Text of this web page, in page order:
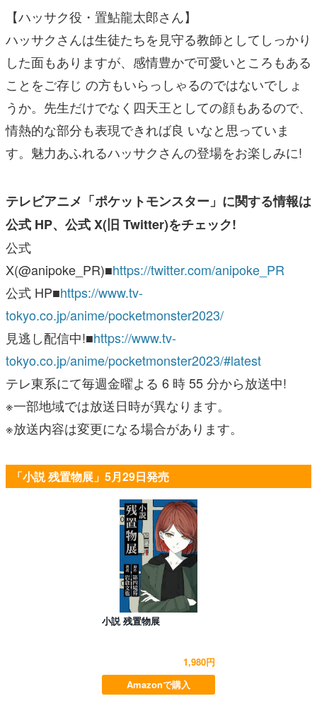
【ハッサク役・置鮎龍太郎さん】
ハッサクさんは生徒たちを見守る教師としてしっかり
した面もありますが、感情豊かで可愛いところもある
ことをご存じ の方もいらっしゃるのではないでしょ
うか。先生だけでなく四天王としての顔もあるので、
情熱的な部分も表現できれば良 いなと思っていま
す。魅力あふれるハッサクさんの登場をお楽しみに!
テレビアニメ「ポケットモンスター」に関する情報は
公式 HP、公式 X(旧 Twitter)をチェック!
公式
X(@anipoke_PR)■https://twitter.com/anipoke_PR
公式 HP■https://www.tv-
tokyo.co.jp/anime/pocketmonster2023/
見逃し配信中!■https://www.tv-
tokyo.co.jp/anime/pocketmonster2023/#latest
テレ東系にて毎週金曜よる 6 時 55 分から放送中!
※一部地域では放送日時が異なります。
※放送内容は変更になる場合があります。
「小説 残置物展」5月29日発売
小説 残置物展
1,980円
Amazonで購入